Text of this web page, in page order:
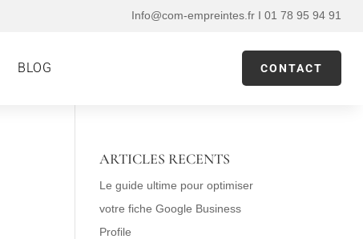
Info@com-empreintes.fr I 01 78 95 94 91
BLOG CONTACT
ARTICLES RECENTS
Le guide ultime pour optimiser
votre fiche Google Business
Profile